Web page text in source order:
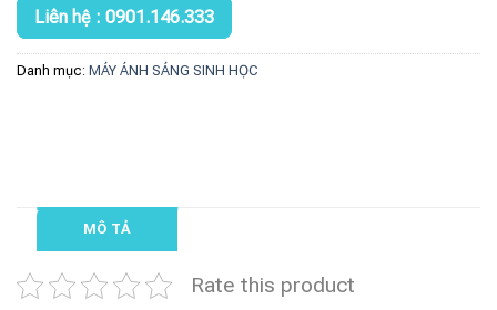
Liên hệ : 0901.146.333
Danh mục: MÁY ÁNH SÁNG SINH HỌC
MÔ TẢ
Rate this product